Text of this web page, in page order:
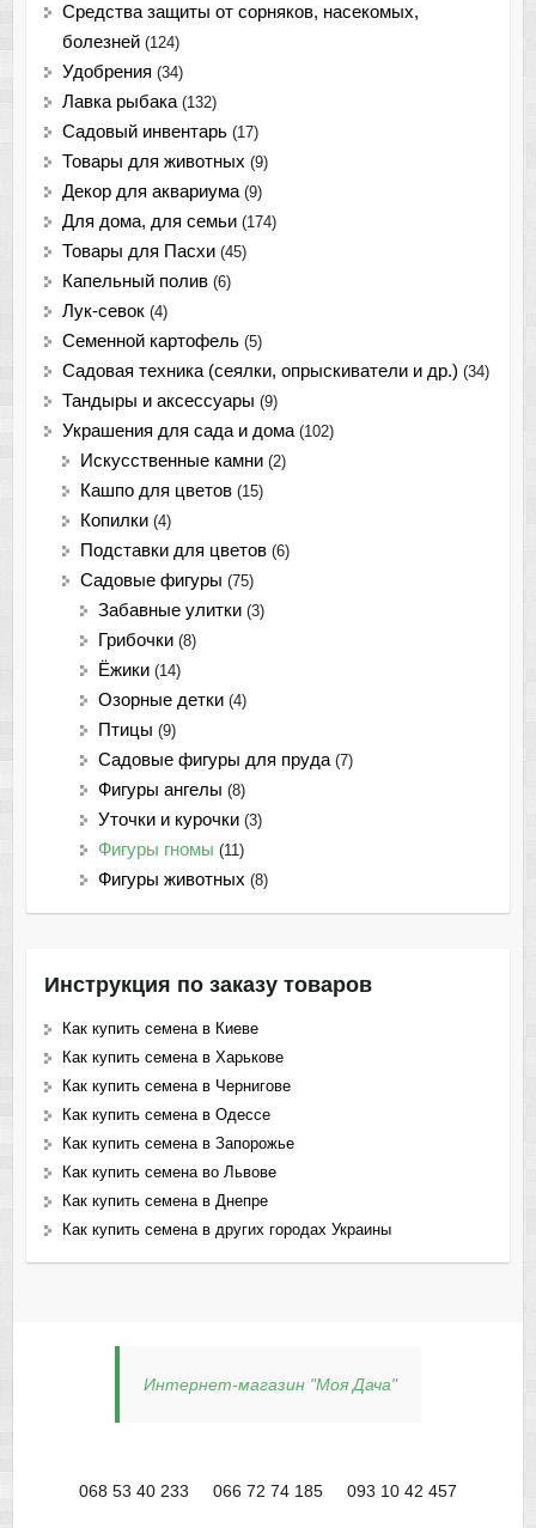
Средства защиты от сорняков, насекомых,
болезней (124)
Удобрения (34)
Лавка рыбака (132)
Садовый инвентарь (17)
Товары для животных (9)
Декор для аквариума (9)
Для дома, для семьи (174)
Товары для Пасхи (45)
Капельный полив (6)
Лук-севок (4)
Семенной картофель (5)
Садовая техника (сеялки, опрыскиватели и др.) (34)
Тандыры и аксессуары (9)
Украшения для сада и дома (102)
Искусственные камни (2)
Кашпо для цветов (15)
Копилки (4)
Подставки для цветов (6)
Садовые фигуры (75)
Забавные улитки (3)
Грибочки (8)
Ёжики (14)
Озорные детки (4)
Птицы (9)
Садовые фигуры для пруда (7)
Фигуры ангелы (8)
Уточки и курочки (3)
Фигуры гномы (11)
Фигуры животных (8)
Инструкция по заказу товаров
Как купить семена в Киеве
Как купить семена в Харькове
Как купить семена в Чернигове
Как купить семена в Одессе
Как купить семена в Запорожье
Как купить семена во Львове
Как купить семена в Днепре
Как купить семена в других городах Украины
Интернет-магазин "Моя Дача"
068 53 40 233 066 72 74 185 093 10 42 457